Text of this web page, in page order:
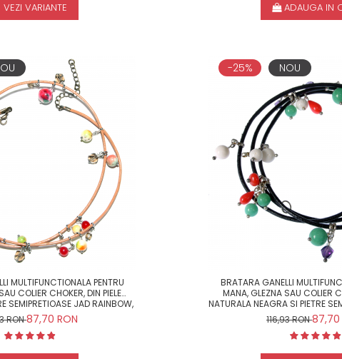
VEZI VARIANTE ADAUGA IN
MULTIFUNCTIONALA PENTRU
COLIER CHOKER, DIN PIELE
SEMIPRETIOASE JAD RAINBOW,
ROSU, CRISTAL HELIX (MELON)
RON87,70 RON
-25% NOU
BRATARA GANELLI
MANA, GLEZNA SAU COLIER
NATURALA NEAGRA SI PIETRE
ROSU SI ALB, JAD MASHAN,
116,93 RON87,70